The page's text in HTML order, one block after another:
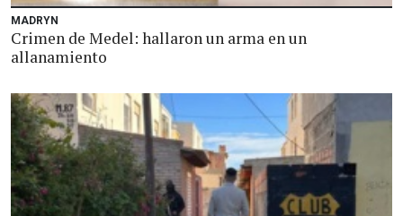
MADRYN
Crimen de Medel: hallaron un arma en un
allanamiento